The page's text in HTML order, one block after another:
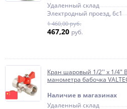
Удаленный склад
Электродный проезд, 6с1
1 460,00 руб.
467,20 руб.
Кран шаровый 1/2'' x 1/4"
манометра бабочка
Наличие в магазинах
Удаленный склад